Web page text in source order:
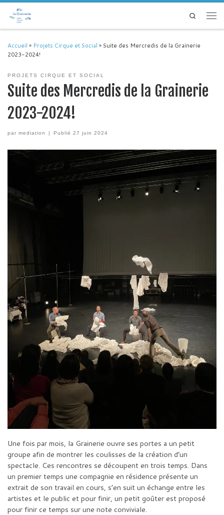
Passer au contenu
Search
Accueil » Projets Cirque et Social » Suite des Mercredis de la Grainerie
2023-2024!
PROJETS CIRQUE ET SOCIAL
Suite des Mercredis de la Grainerie
2023-2024!
par mediation Publié27 juin 2024
Une fois par mois, la Grainerie ouvre ses portes a un petit
groupe afin de montrer les coulisses de la création d’un
spectacle. Ces rencontres se découpent en trois temps. Dans
un premier temps une compagnie en résidence présente un
extrait de son travail en cours, s’en suit un échange entre les
artistes et le public et pour finir, un petit goûter est proposé
pour finir ce temps sur une note conviviale.